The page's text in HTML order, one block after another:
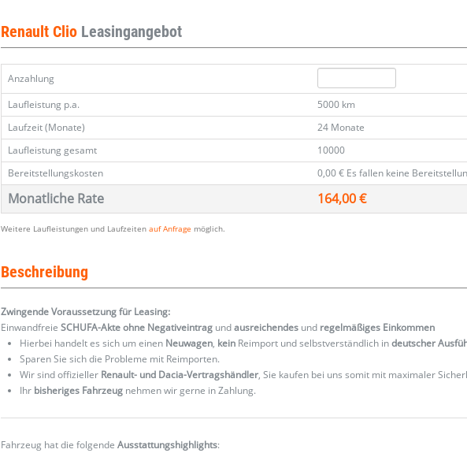
Renault Clio Leasingangebot
Anzahlung
Laufleistung p.a.
5000 km
Laufzeit (Monate)
24 Monate
Laufleistung gesamt
10000
Bereitstellungskosten
0,00 € Es fallen keine
Monatliche Rate 164,00 €
Weitere Laufleistungen und Laufzeitenauf Anfrage möglich.
Beschreibung
Zwingende Voraussetzung für Leasing:
EinwandfreieSCHUFA-Akte ohne Negativeintrag undausreichendes und regelmäßiges Einkommen
Hierbei handelt es sich um einen Neuwagen, kein Reimport und selbstverständlich indeutscher
Sparen Sie sich die Probleme mit Reimporten.
Wir sind offizieller Renault- und Dacia-Vertragshändler, Sie kaufen bei uns somit mit maximaler
Ihr bisheriges Fahrzeug nehmen wir gerne in Zahlung.
Fahrzeug hat die folgendeAusstattungshighlights: